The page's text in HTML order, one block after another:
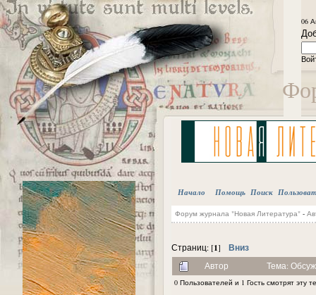
06
Начало Помощь Поиск
Форум журнала "Новая Литература"-
Страниц: [1] Вниз
Автор Тема:
0 Пользователей и 1 Гость смотрят эту